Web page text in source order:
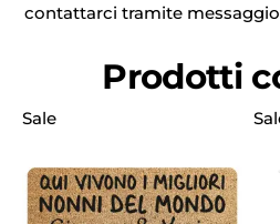
contattarci tramite
Prodotti
Sale